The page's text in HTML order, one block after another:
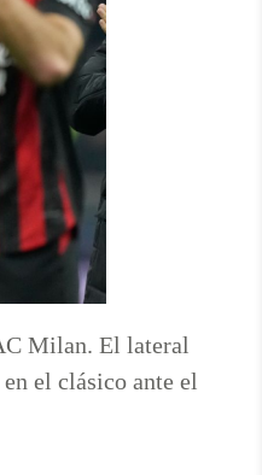
Milan. El lateral
el clásico ante el